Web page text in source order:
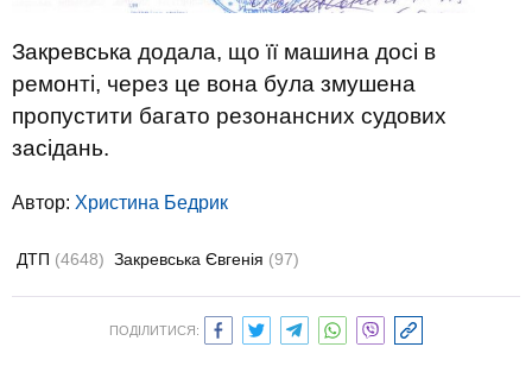
Закревська додала, що її машина досі в
ремонті, через це вона була змушена
пропустити багато резонансних судових
засідань.
Автор: Христина Бедрик
ДТП (4648) Закревська Євгенія (97)
ПОДІЛИТИСЯ: